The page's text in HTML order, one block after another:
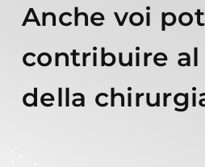
Anche voi
contribuire
della